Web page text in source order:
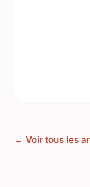
← Voir tous les